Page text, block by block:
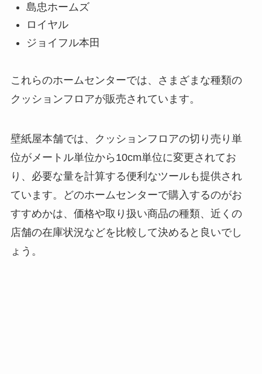
島忠ホームズ
ロイヤル
ジョイフル本田
これらのホームセンターでは、さまざまな種類の
クッションフロアが販売されています。
壁紙屋本舗では、クッションフロアの切り売り単
位がメートル単位から10cm単位に変更されてお
り、必要な量を計算する便利なツールも提供され
ています。どのホームセンターで購入するのがお
すすめかは、価格や取り扱い商品の種類、近くの
店舗の在庫状況などを比較して決めると良いでし
ょう。